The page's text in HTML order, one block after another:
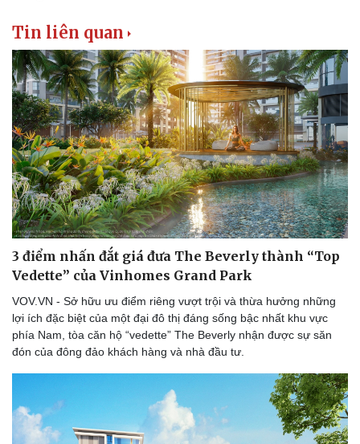
Tin liên quan
3 điểm nhấn đắt giá đưa The Beverly thành “Top
Vedette” của Vinhomes Grand Park
VOV.VN - Sở hữu ưu điểm riêng vượt trội và thừa hưởng những
lợi ích đặc biệt của một đại đô thị đáng sống bậc nhất khu vực
phía Nam, tòa căn hộ “vedette” The Beverly nhận được sự săn
đón của đông đảo khách hàng và nhà đầu tư.